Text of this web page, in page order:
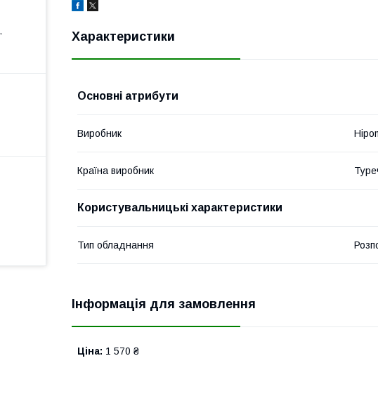
Характеристики
Основні атрибути
Виробник
Країна виробник
Користувальницькі характеристики
Тип обладнання
Інформація для замовлення
Ціна: 1 570 ₴